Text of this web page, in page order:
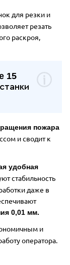
для резки и
резать
раскроя,
15
пожара
и сводит к
удобная
стабильность
даже в
0,01 мм.
и
оператора.